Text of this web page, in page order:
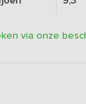
via onze